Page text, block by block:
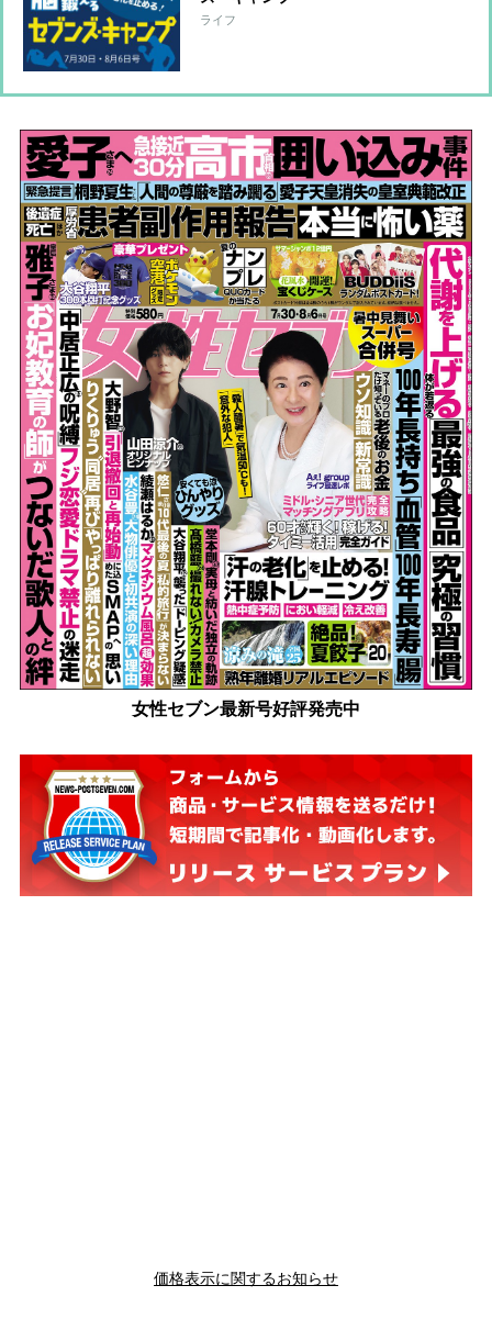
ライフ
女性セブン最新号好評発売中
価格表示に関するお知らせ